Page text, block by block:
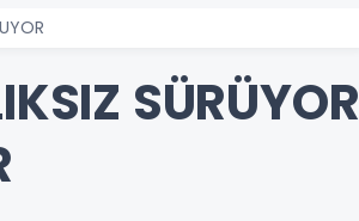
SÜRÜYOR